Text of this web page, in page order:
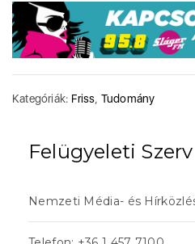
Kategóriák: Friss Tudomány
Felügyeleti Szerv
Nemzeti Média- és